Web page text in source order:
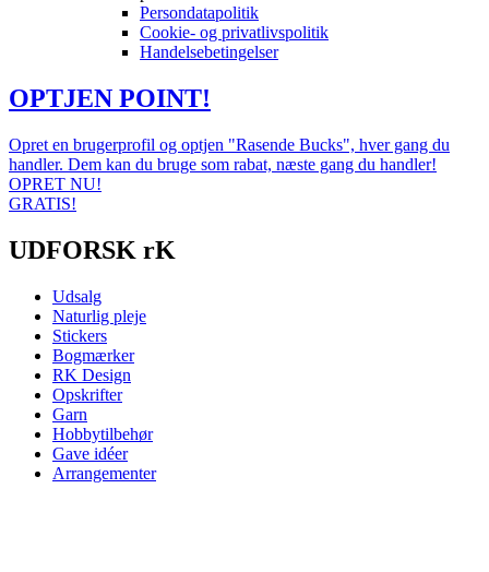
Persondatapolitik
Cookie- og privatlivspolitik
Handelsebetingelser
OPTJEN POINT!
Opret en brugerprofil og optjen "Rasende Bucks", hver gang du
handler. Dem kan du bruge som rabat, næste gang du handler!
OPRET NU!
GRATIS!
UDFORSK rK
Udsalg
Naturlig pleje
Stickers
Bogmærker
RK Design
Opskrifter
Garn
Hobbytilbehør
Gave idéer
Arrangementer